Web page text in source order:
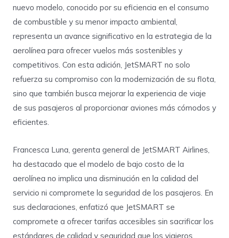
nuevo modelo, conocido por su eficiencia en el consumo
de combustible y su menor impacto ambiental,
representa un avance significativo en la estrategia de la
aerolínea para ofrecer vuelos más sostenibles y
competitivos. Con esta adición, JetSMART no solo
refuerza su compromiso con la modernización de su flota,
sino que también busca mejorar la experiencia de viaje
de sus pasajeros al proporcionar aviones más cómodos y
eficientes.
Francesca Luna, gerenta general de JetSMART Airlines,
ha destacado que el modelo de bajo costo de la
aerolínea no implica una disminución en la calidad del
servicio ni compromete la seguridad de los pasajeros. En
sus declaraciones, enfatizó que JetSMART se
compromete a ofrecer tarifas accesibles sin sacrificar los
estándares de calidad y seguridad que los viajeros